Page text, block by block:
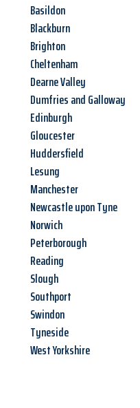
Basildon
Blackburn
Brighton
Cheltenham
Dearne Valley
Dumfries and Galloway
Edinburgh
Gloucester
Huddersfield
Lesung
Manchester
Newcastle upon Tyne
Norwich
Peterborough
Reading
Slough
Southport
Swindon
Tyneside
West Yorkshire